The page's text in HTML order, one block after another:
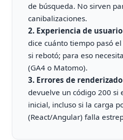
de búsqueda. No sirven
canibalizaciones.
2. Experiencia de usuario
dice cuánto tiempo pasó
si rebotó; para eso
(GA4 o Matomo).
3. Errores de
devuelve un código 200 si
inicial, incluso si la carga
(React/Angular) falla